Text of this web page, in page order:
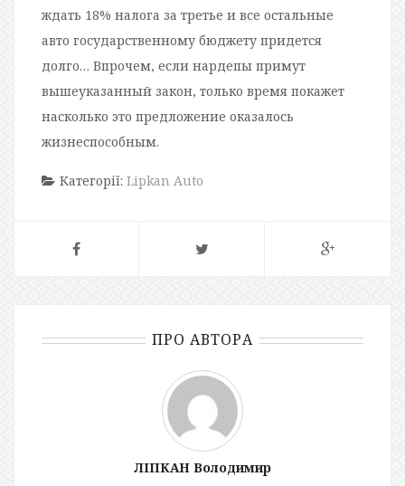
ждать 18% налога за третье и все остальные
авто государственному бюджету придется
долго… Впрочем, если нардепы примут
вышеуказанный закон, только время покажет
насколько это предложение оказалось
жизнеспособным.
Категорії: Lipkan Auto
ПРО АВТОРА
ЛІПКАН Володимир